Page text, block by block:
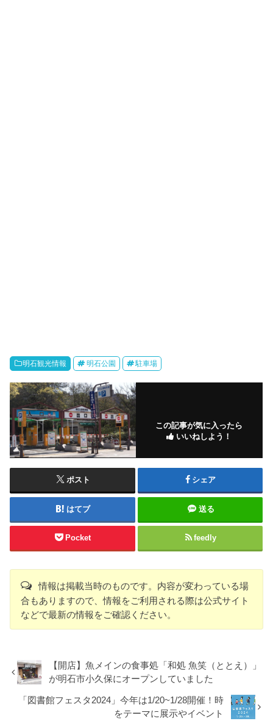
明石観光情報 明石公園 駐車場
この記事が気に入ったら
いいねしよう！
ポスト シェア
はてブ 送る
Pocket feedly
情報は掲載当時のものです。内容が変わっている場
合もありますので、情報をご利用される際は公式サイト
などで最新の情報をご確認ください。
【開店】魚メインの食事処「和処 魚笑（ととえ）」
が明石市小久保にオープンしていました
「図書館フェスタ2024」今年は1/20~1/28開催！時
をテーマに展示やイベント